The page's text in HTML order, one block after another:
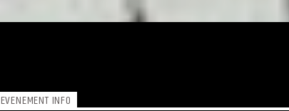
EVENEMENT INFO